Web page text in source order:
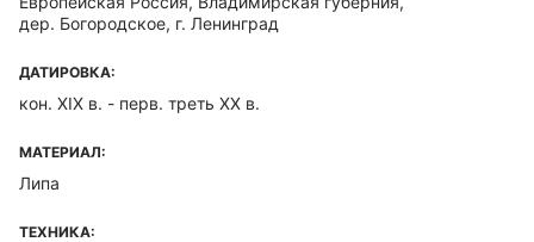
дер. Богородское, г. Ленинград
ДАТИРОВКА:
кон. XIX в. - перв. треть ХХ в.
МАТЕРИАЛ:
Липа
ТЕХНИКА: